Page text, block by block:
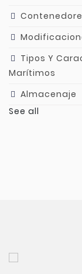
Tipos Y
Marítimos
Almacenaje
See all